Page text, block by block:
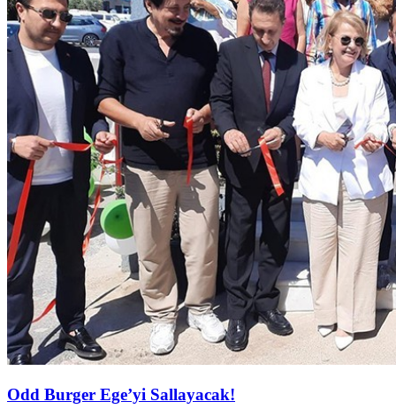
Odd Burger Ege’yi Sallayacak!